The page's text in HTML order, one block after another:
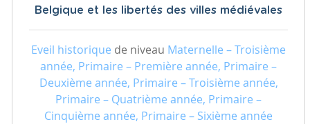
Belgique et les libertés des villes médiévales
Eveil historique de niveau Maternelle – Troisième
année, Primaire – Première année, Primaire –
Deuxième année, Primaire – Troisième année,
Primaire – Quatrième année, Primaire –
Cinquième année, Primaire – Sixième année